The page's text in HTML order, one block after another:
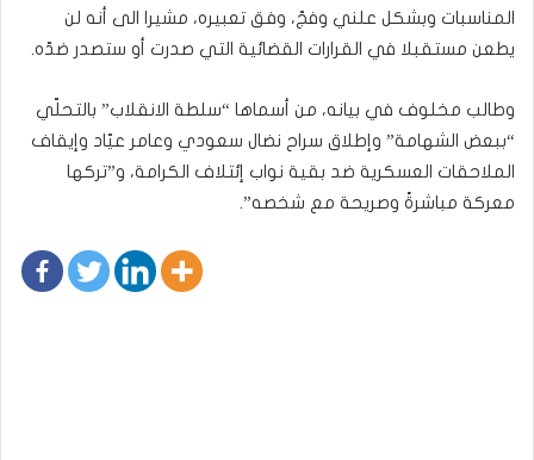
المناسبات وبشكل علني وفجّ، وفق تعبيره، مشيرا الى أنه لن
يطعن مستقبلا في القرارات القضائية التي صدرت أو ستصدر ضدّه.
وطالب مخلوف في بيانه، من أسماها “سلطة الانقلاب” بالتحلّي
“ببعض الشهامة” وإطلاق سراح نضال سعودي وعامر عيّاد وإيقاف
الملاحقات العسكرية ضد بقية نواب إئتلاف الكرامة، و”تركها
معركة مباشرةً وصريحة مع شخصه”.